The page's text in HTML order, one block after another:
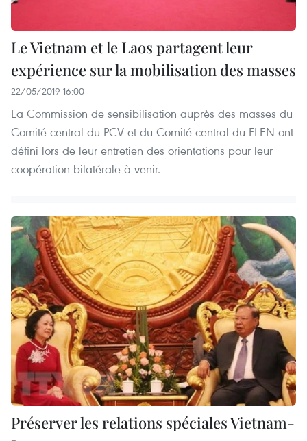
Le Vietnam et le Laos partagent leur
expérience sur la mobilisation des masses
22/05/2019 16:00
La Commission de sensibilisation auprès des masses du
Comité central du PCV et du Comité central du FLEN ont
défini lors de leur entretien des orientations pour leur
coopération bilatérale à venir.
Préserver les relations spéciales Vietnam-